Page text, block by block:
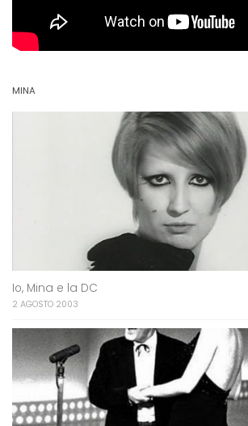
MINA
Io, Mina e la DC
2 AGOSTO 2003